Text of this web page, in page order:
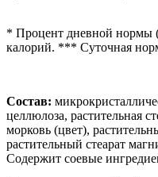
* Процент дневной нормы
калорий. *** Суточная
Состав:
целлюлоза, растительная
морковь (цвет),
растительный стеарат
Содержит соевые